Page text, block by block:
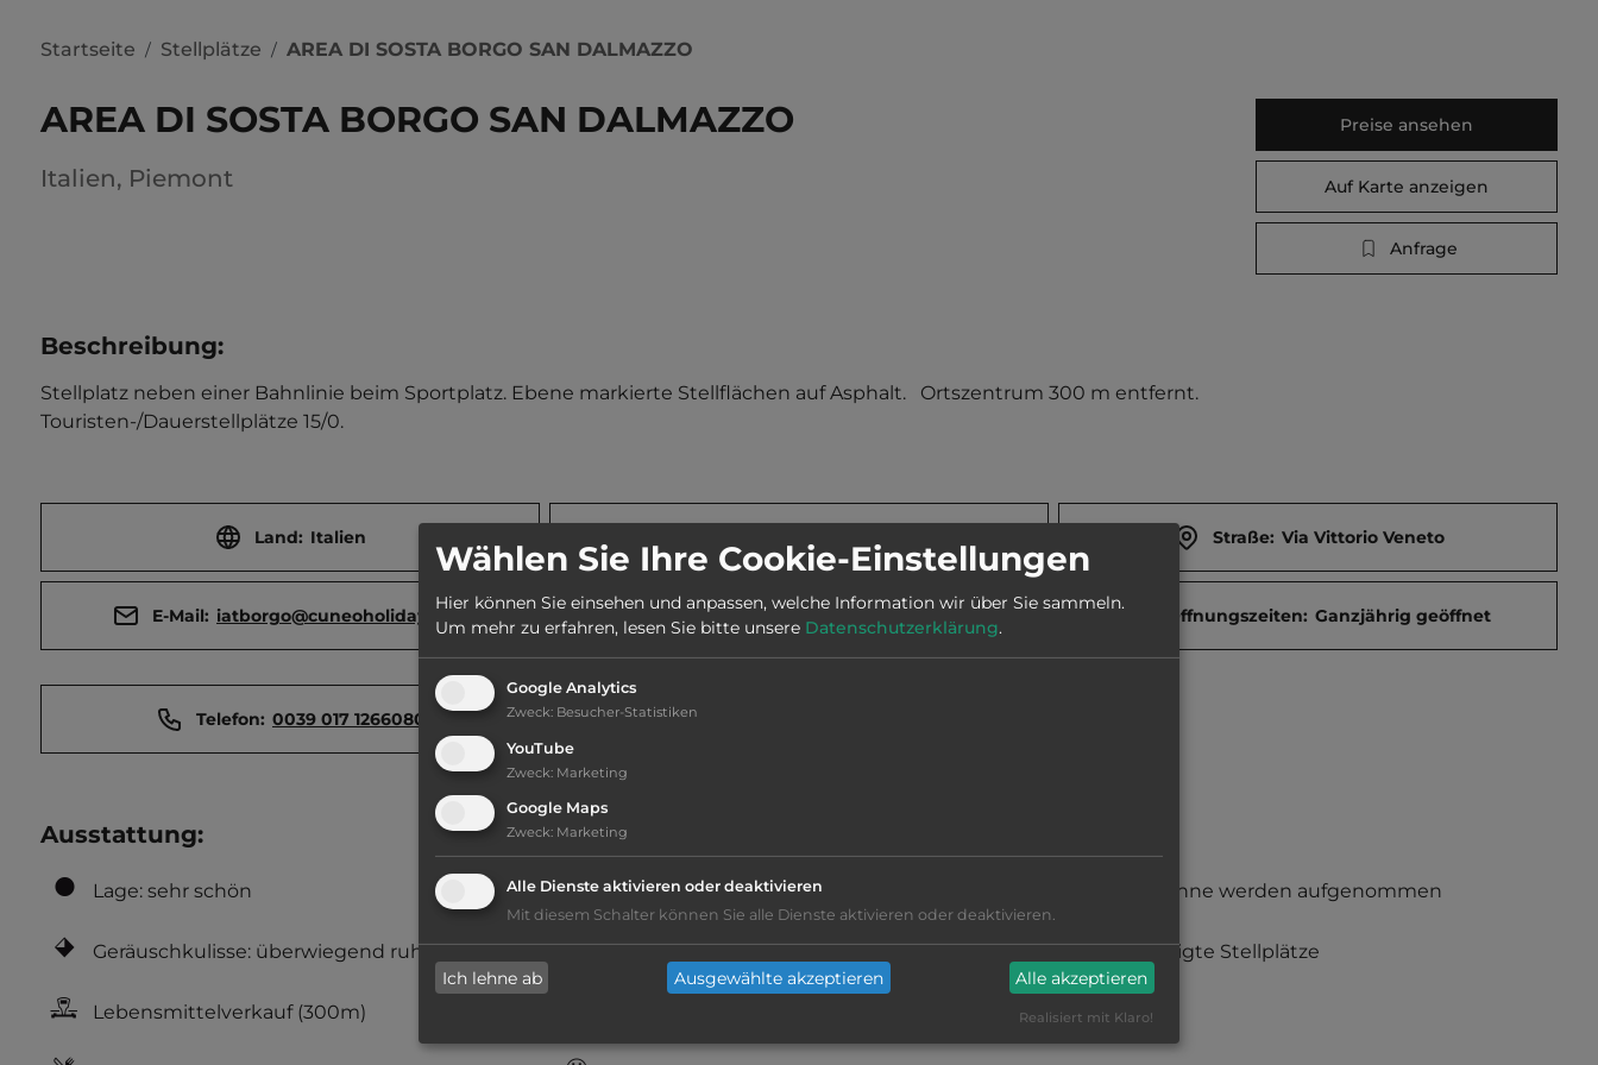
Startseite / Stellplätze / AREA DI SOSTA BORGO SAN DALMAZZO
AREA DI SOSTA BORGO SAN DALMAZZO
Italien, Piemont
Preise ansehen
Auf Karte anzeigen
Anfrage
Beschreibung:
Stellplatz neben einer Bahnlinie beim Sportplatz. Ebene markierte Stellflächen auf Asphalt.   Ortszentrum 300 m entfernt.
Touristen-/Dauerstellplätze 15/0.
Land: Italien Straße: Via Vittorio Veneto
E-Mail: iatborgo@cuneoholiday.com
Webseite:
Öffnungszeiten: Ganzjährig geöffnet
Telefon: 0039 017 1266080
Ausstattung:
Lage: sehr schön
Geräuschkulisse: überwiegend ruhig
Lebensmittelverkauf(300m)
Sport- und Spielfeld
Beach-Volleyball
Gespanne werden aufgenommen
befestigte Stellplätze
Wählen Sie Ihre Cookie-Einstellungen
Hier können Sie einsehen und anpassen, welche Information wir über Sie sammeln.
Um mehr zu erfahren, lesen Sie bitte unsere Datenschutzerklärung.
Google Analytics
Zweck: Besucher-Statistiken
YouTube
Zweck: Marketing
Google Maps
Zweck: Marketing
Alle Dienste aktivieren oder deaktivieren
Mit diesem Schalter können Sie alle Dienste aktivieren oder deaktivieren.
Ich lehne ab Ausgewählte akzeptieren Alle akzeptieren
Realisiert mit Klaro!